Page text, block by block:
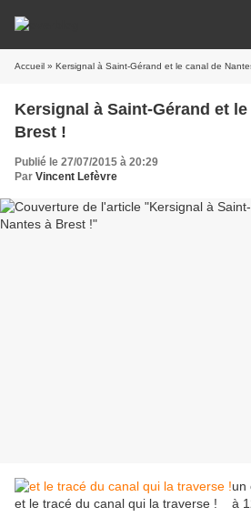
Accueil » Kersignal à Saint-Gérand et le canal de
Kersignal à Saint-Gérand et
Brest !
Publié le 27/07/2015 à 20:29
Par Vincent Lefèvre
et le tracé du canal qui la traverse !
un
à